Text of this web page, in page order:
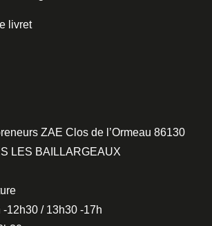
livret
ZAE Clos de l’Ormeau 86130
LES BAILLARGEAUX
-12h30 / 13h30 -17h